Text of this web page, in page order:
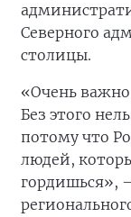
Северного
столицы.
«Очень
Без этого
потому что
людей,
гордишься»,